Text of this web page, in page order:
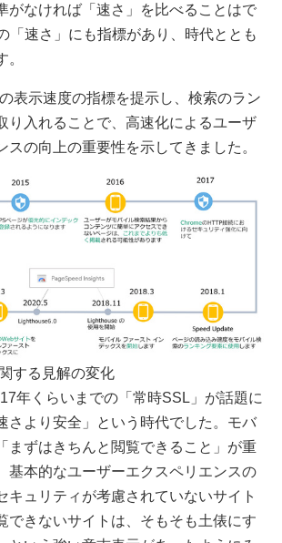
なければ「速さ」を比べることはで
「速さ」にも指標があり、時代ととも
表示速度の指標を提示し、検索のラン
り入れることで、高速化によるユーザ
スの向上の重要性を示してきました。
する見解の変化
年くらいまでの「常時SSL」が話題に
さより安全」という時代でした。モバ
まずはきちんと閲覧できること」が重
基本的なユーザーエクスペリエンスの
キュリティが考慮されていないサイト
できないサイトは、そもそも土俵にす